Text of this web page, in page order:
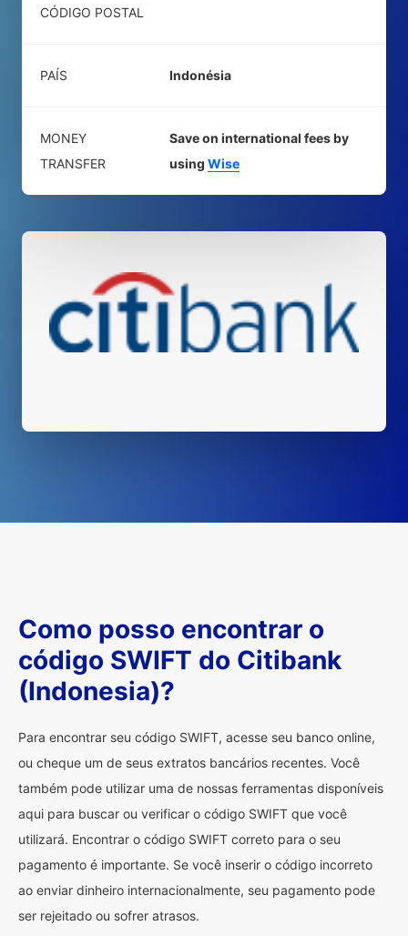
CÓDIGO POSTAL
PAÍS Indonésia
MONEY
TRANSFER
Save on international fees by
using Wise
Como posso encontrar o
código SWIFT do Citibank
(Indonesia)?
Para encontrar seu código SWIFT, acesse seu banco online,
ou cheque um de seus extratos bancários recentes. Você
também pode utilizar uma de nossas ferramentas disponíveis
aqui para buscar ou verificar o código SWIFT que você
utilizará. Encontrar o código SWIFT correto para o seu
pagamento é importante. Se você inserir o código incorreto
ao enviar dinheiro internacionalmente, seu pagamento pode
ser rejeitado ou sofrer atrasos.